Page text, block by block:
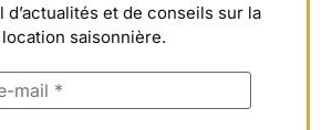
d’actualités et de conseils sur la
location saisonnière.